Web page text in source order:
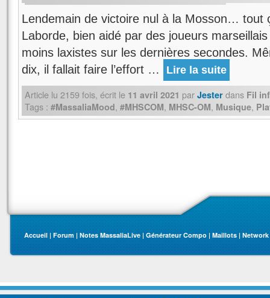
Lendemain de victoire nul à la Mosson… tout
Laborde, bien aidé par des joueurs
moins laxistes sur les dernières secondes.
dix, il fallait faire l’effort …
Lire la suite
Article lu 2159 fois, écrit le 11 avril 2021 par Jester dans Fil
Tags : #MassaliaMood, #MHSCOM, MHSC-OM, Musique,
Accueil | Forum | Notes MassaliaLive | Générateur Compo | Maillots | Network